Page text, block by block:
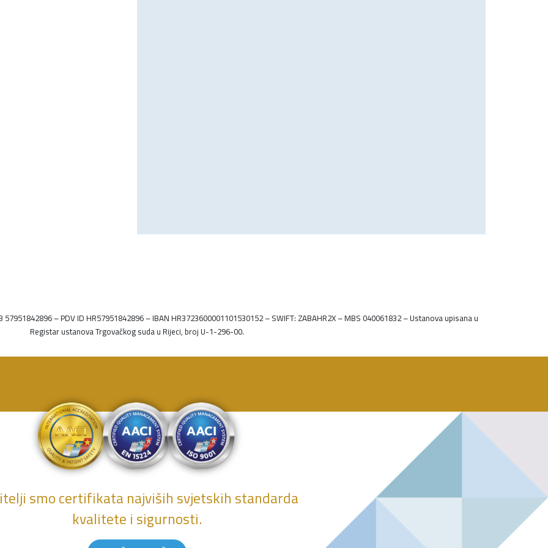
– PDV ID HR57951842896 – IBAN HR3723600001101530152 – SWIFT: ZABAHR2X – MBS 040061832– Ustanova upisana u
Registar ustanova Trgovačkog suda u Rijeci, broj U-1-296-00.
smo certifikata najviših svjetskih standarda
kvalitete i sigurnosti.